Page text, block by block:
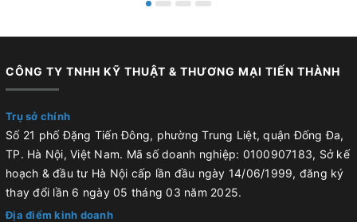
CÔNG TY TNHH KỸ THUẬT & THƯƠNG MẠI TIẾN THÀNH
Trụ sở chính
Số 21 phố Đặng Tiến Đông, phường Trung Liệt, quận Đống Đa,
TP. Hà Nội, Việt Nam. Mã số doanh nghiệp: 0100907183, Sở kế
hoạch & đầu tư Hà Nội cấp lần đầu ngày 14/06/1999, đăng ký
thay đổi lần 6 ngày 05 tháng 03 năm 2025.
Địa điểm kinh doanh